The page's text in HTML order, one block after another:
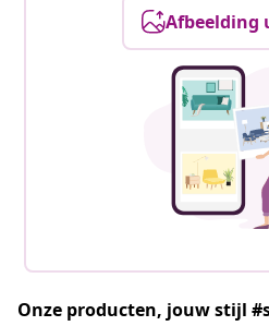
Afbeelding
Onze producten, jouw stijl